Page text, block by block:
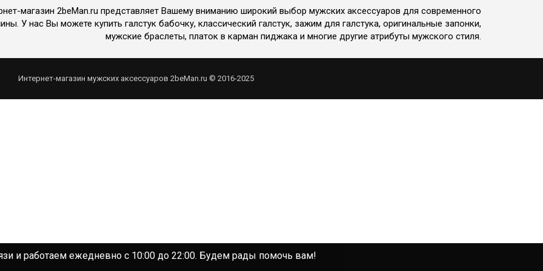
магазин 2beMan.ru представляет Вашему вниманию широкий выбор мужских аксессуаров для современного
У нас Вы можете купить галстук бабочку, классический галстук, зажим для галстука, оригинальные запонки,
мужские браслеты, платок в карман пиджака и многие другие атрибуты мужского стиля.
Интернет-магазин мужских аксессуаров 2beMan.ru © 2016-2025
и работаем ежедневно с 10:00 до 22:00. Будем рады помочь вам!
и работаем ежедневно с 10:00 до 22:00. Будем рады помочь вам!